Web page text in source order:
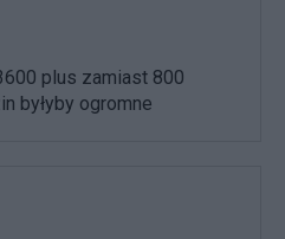
plus zamiast 800
byłyby ogromne